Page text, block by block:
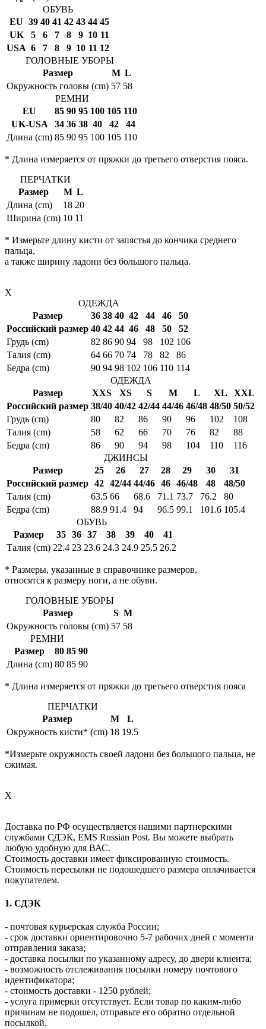
ОБУВЬ
EU 39 40 41 42 43 44 45
UK
5 6 7 8 9 10 11
USA 6 7 8 9 10 11 12
ГОЛОВНЫЕ УБОРЫ
Размер
M L
Окружность головы (cm) 57 58
РЕМНИ
EU
85 90 95 100 105 110
UK-USA
34 36 38 40 42
44
Длина (cm) 85 90 95 100 105 110
* Длина измеряется от пряжки до третьего отверстия пояса.
ПЕРЧАТКИ
Размер
M L
Длина (cm)
18 20
Ширина (cm) 10 11
* Измерьте длину кисти от запястья до кончика среднего
пальца,
а также ширину ладони без большого пальца.
X
ОДЕЖДА
Размер
36 38 40 42 44 46
50
Российский размер 40 42 44 46 48 50
52
Грудь (cm)
82 86 90 94 98 102 106
Талия (cm)
64 66 70 74 78 82
86
Бедра (cm)
90 94 98 102 106 110 114
ОДЕЖДА
Размер
XXS XS S M L XL
XXL
Российский размер 38/40 40/42 42/44 44/46 46/48 48/50 50/52
Грудь (cm)
80 82 86 90 96 102
108
Талия (cm)
58 62 66 70 76 82
88
Бедра (cm)
86 90 94 98 104 110
116
ДЖИНСЫ
Размер
25 26 27 28 29 30
31
Российский размер 42 42/44 44/46 46 46/48 48
48/50
Талия (cm)
63.5 66 68.6 71.1 73.7 76.2
80
Бедра (cm)
88.9 91.4 94 96.5 99.1 101.6 105.4
ОБУВЬ
Размер
35 36 37 38 39 40
41
Талия (cm) 22.4 23 23.6 24.3 24.9 25.5 26.2
* Размеры, указанные в справочнике размеров,
относятся к размеру ноги, а не обуви.
ГОЛОВНЫЕ УБОРЫ
Размер
S M
Окружность головы (cm) 57 58
РЕМНИ
Размер
80 85 90
Длина (cm) 80 85 90
* Длина измеряется от пряжки до третьего отверстия пояса
ПЕРЧАТКИ
Размер
M
L
Окружность кисти* (cm) 18 19.5
*Измерьте окружность своей ладони без большого пальца, не
сжимая.
X
Доставка по РФ осуществляется нашими партнерскими
службами СДЭК, EMS Russian Post. Вы можете выбрать
любую удобную для ВАС.
Стоимость доставки имеет фиксированную стоимость.
Стоимость пересылки не подошедшего размера оплачивается
покупателем.
1. СДЭК
- почтовая курьерская служба России;
- срок доставки ориентировочно 5-7 рабочих дней с момента
отправления заказа;
- доставка посылки по указанному адресу, до двери клиента;
- возможность отслеживания посылки номеру почтового
идентификатора;
- стоимость доставки - 1250 рублей;
- услуга примерки отсутствует. Если товар по каким-либо
причинам не подошел, отправьте его обратно отдельной
посылкой.